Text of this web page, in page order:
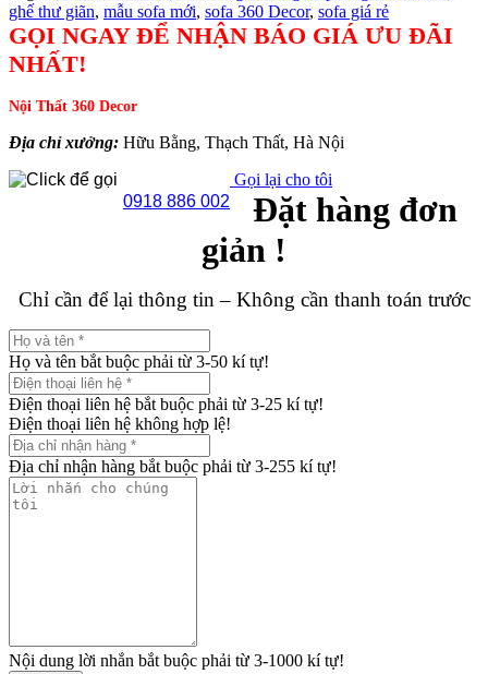
ghế thư giãn, mẫu sofa mới, sofa 360 Decor, sofa giá rẻ
GỌI NGAY ĐỂ NHẬN BÁO GIÁ ƯU ĐÃI
NHẤT!
Nội Thất 360 Decor
Địa chỉ xưởng: Hữu Bằng, Thạch Thất, Hà Nội
0918 886 002
Gọi lại cho tôi
Đặt hàng đơn
giản !
Chỉ cần để lại thông tin – Không cần thanh toán trước
Họ và tên bắt buộc phải từ 3-50 kí tự!
Điện thoại liên hệ bắt buộc phải từ 3-25 kí tự!
Điện thoại liên hệ không hợp lệ!
Địa chỉ nhận hàng bắt buộc phải từ 3-255 kí tự!
Nội dung lời nhắn bắt buộc phải từ 3-1000 kí tự!